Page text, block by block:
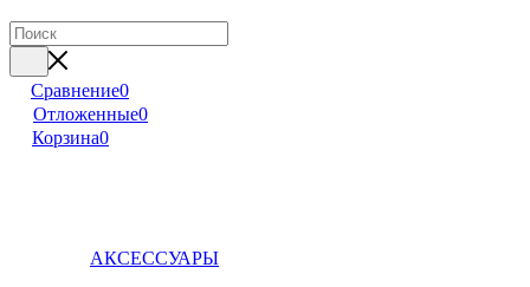
Сравнение0
Отложенные0
Корзина0
АКСЕССУАРЫ